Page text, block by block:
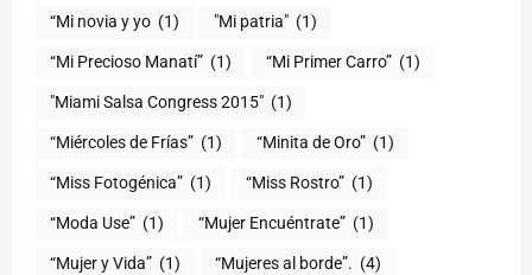
“Mi novia y yo (1) "Mi patria" (1)
“Mi Precioso Manatí” (1) “Mi Primer Carro” (1)
"Miami Salsa Congress 2015" (1)
“Miércoles de Frías” (1) “Minita de Oro” (1)
“Miss Fotogénica” (1) “Miss Rostro” (1)
“Moda Use” (1) “Mujer Encuéntrate” (1)
(1) “Mujeres al borde”. (4)